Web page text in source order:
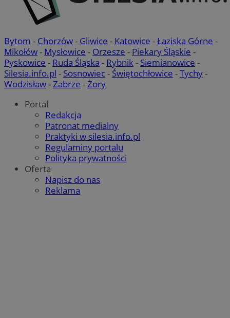
Bytom - Chorzów- Gliwice - Katowice -Łaziska Górne -
Mikołów- Mysłowice - Orzesze - Piekary Śląskie -
Pyskowice - Ruda Śląska - Rybnik- Siemianowice -
Silesia.info.pl - Sosnowiec- Świętochłowice -Tychy-
Wodzisław-Zabrze -Żory
Portal
Redakcja
Patronat medialny
Praktyki w silesia.info.pl
Regulaminy portalu
Polityka prywatności
Oferta
Napisz do nas
Reklama